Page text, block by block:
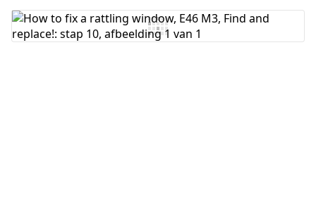
Voeg opmerking toe